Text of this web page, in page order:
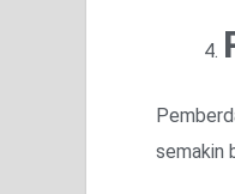
semakin